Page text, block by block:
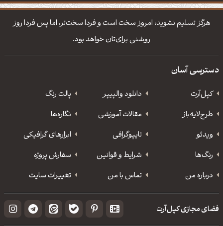
دانلود والپیپر مذهبی
تایپوگرافی شعر مولانا
هرگز تسلیم نشوید، امروز سخت است و فردا سخت‌تر، اما پس فردا روز
روشنی برای‌تان خواهد بود.
دسترسی آسان
کپل‌آرت دانلود‌ والپیپر
پالت رنگ
طرح‌لایه‌باز
مقالات آموزشی
نگاره‌ها
ویدئو
‌تایپوگرافی
ابزارهای گرافیکی
رنگ‌ها
شرایط و قوانین
سفارش پروژه
درباره من
تماس با من تغییرات سایت
فضای مجازی کپل‌آرت